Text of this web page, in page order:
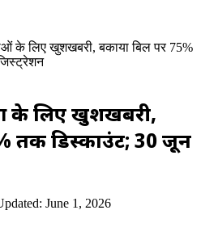
के लिए खुशखबरी, बकाया बिल पर 75%
के लिए खुशखबरी,
तक डिस्काउंट; 30 जून
June 1, 2026